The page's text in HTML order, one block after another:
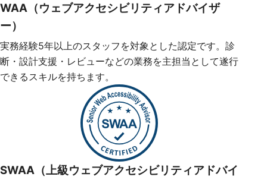
WAA（ウェブアクセシビリティアドバイザ
ー）
実務経験5年以上のスタッフを対象とした認定です。診
断・設計支援・レビューなどの業務を主担当として遂行
できるスキルを持ちます。
SWAA（上級ウェブアクセシビリティアドバイ